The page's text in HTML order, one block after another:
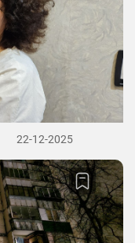
22-12-2025